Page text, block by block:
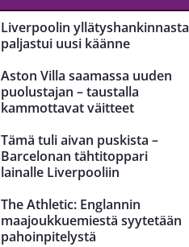
Liverpoolin yllätyshankinnasta
paljastui uusi käänne
Aston Villa saamassa uuden
puolustajan – taustalla
kammottavat väitteet
Tämä tuli aivan puskista –
Barcelonan tähtitoppari
lainalle Liverpooliin
The Athletic: Englannin
maajoukkuemiestä syytetään
pahoinpitelystä